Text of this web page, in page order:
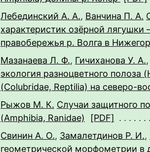
Лебединский А. А., Ванчина П. А.
характеристик озёрной лягушки
правобережья р. Волга в
Мазанаева Л. Ф., Гичиханова У. А.
экология разноцветного полоза
(Colubridae, Reptilia) на северо-
Рыжов М. К. Случаи защитного
(Amphibia, Ranidae)
[PDF]
Свинин А. О., Замалетдинов Р. И.,
геометрической морфометрии в